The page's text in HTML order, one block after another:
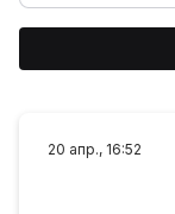
20 апр., 16:52